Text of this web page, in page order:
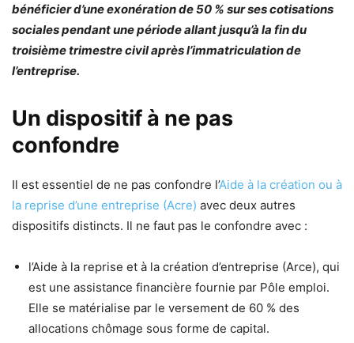
bénéficier d’une exonération de 50 % sur ses cotisations
sociales pendant une période allant jusqu’à la fin du
troisième trimestre civil après l’immatriculation de
l’entreprise.
Un dispositif à ne pas
confondre
Il est essentiel de ne pas confondre l’Aide à la création ou à
la reprise d’une entreprise (Acre) avec deux autres
dispositifs distincts. Il ne faut pas le confondre avec :
l’Aide à la reprise et à la création d’entreprise (Arce), qui
est une assistance financière fournie par Pôle emploi.
Elle se matérialise par le versement de 60 % des
allocations chômage sous forme de capital.